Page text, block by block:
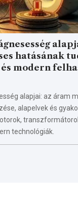
hatásának
modern
alapjai: az áram
alapelvek és
technológiák.